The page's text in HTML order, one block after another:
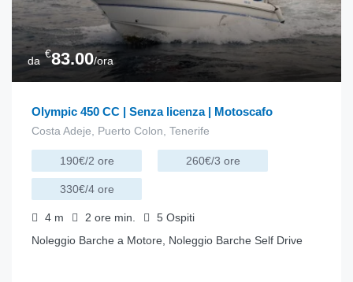
da
€83.00/ora
Olympic 450 CC | Senza licenza | Motoscafo
Costa Adeje, Puerto Colon, Tenerife
190€/2 ore 260€/3 ore
330€/4 ore
4 m 2 ore min. 5 Ospiti
Noleggio Barche a Motore, Noleggio Barche Self Drive